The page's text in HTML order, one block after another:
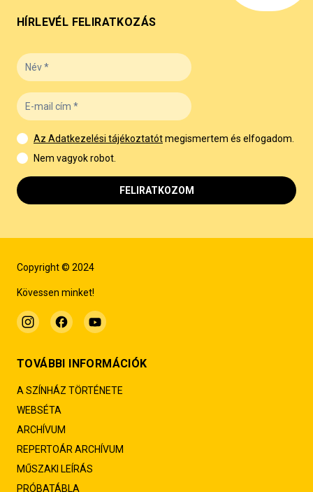
Copyright © 2024
Kövessen minket!
TOVÁBBI INFORMÁCIÓK
A SZÍNHÁZ TÖRTÉNETE
WEBSÉTA
ARCHÍVUM
REPERTOÁR ARCHÍVUM
MŰSZAKI LEÍRÁS
PRÓBATÁBLA
HÍRLEVÉL FELIRATKOZÁS
Az Adatkezelési tájékoztatótmegismertem és elfogadom.
Nem vagyok robot.
FELIRATKOZOM